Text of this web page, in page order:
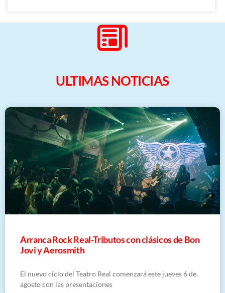
ULTIMAS NOTICIAS
Arranca Rock Real-Tributos con clásicos de Bon
Jovi y Aerosmith
El nuevo ciclo del Teatro Real comenzará este jueves 6 de
agosto con las presentaciones